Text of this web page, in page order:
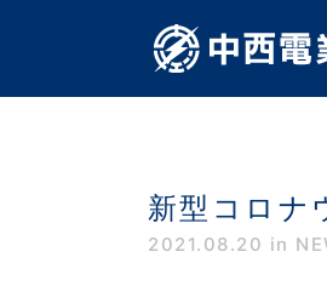
新型コロナ
2021.08.20 in